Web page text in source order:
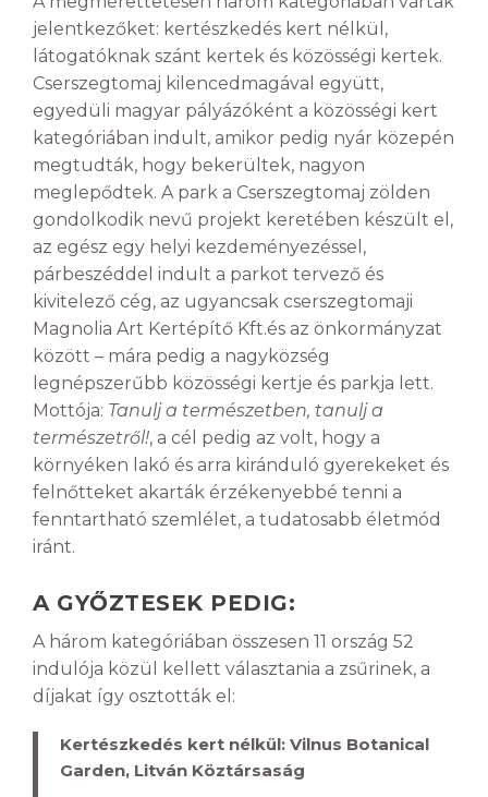
jelentkezőket: kertészkedés kert nélkül,
látogatóknak szánt kertek és közösségi kertek.
Cserszegtomaj kilencedmagával együtt,
egyedüli magyar pályázóként a közösségi kert
kategóriában indult, amikor pedig nyár közepén
megtudták, hogy bekerültek, nagyon
meglepődtek. A park a Cserszegtomaj zölden
gondolkodik nevű projekt keretében készült el,
az egész egy helyi kezdeményezéssel,
párbeszéddel indult a parkot tervező és
kivitelező cég, az ugyancsak cserszegtomaji
Magnolia Art Kertépítő Kft.és az önkormányzat
között – mára pedig a nagyközség
legnépszerűbb közösségi kertje és parkja lett.
Mottója: Tanulj a természetben, tanulj a
természetről!, a cél pedig az volt, hogy a
környéken lakó és arra kiránduló gyerekeket és
felnőtteket akarták érzékenyebbé tenni a
fenntartható szemlélet, a tudatosabb életmód
iránt.
A GYŐZTESEK PEDIG:
A három kategóriában összesen 11 ország 52
indulója közül kellett választania a zsűrinek, a
díjakat így osztották el:
Kertészkedés kert nélkül: Vilnus Botanical
Garden, Litván Köztársaság